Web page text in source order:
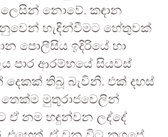
ලෙසින් නොවේ. කඳාන
හැඳින්වීමට හේතුවක්
පොලීසිය ඉදිරියේ හා
පාර ආරම්භයේ සියවස්
තිබූ බැවිනි. එක් දහස්
මුතුරාජවෙලින්
ඒ නම හඳුන්වන ලද්දේ